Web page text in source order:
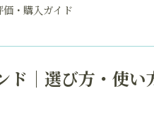
・購入ガイド
｜選び方・使